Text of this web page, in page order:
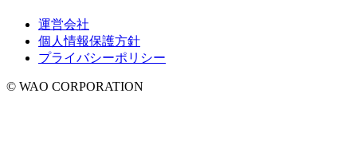
運営会社
個人情報保護方針
プライバシーポリシー
© WAO CORPORATION